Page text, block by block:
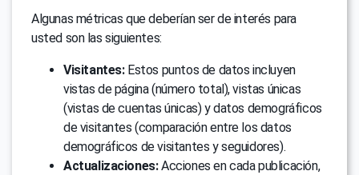
Algunas métricas que deberían ser de interés para
usted son las siguientes:
Visitantes:Estos puntos de datos incluyen
vistas de página (número total), vistas únicas
(vistas de cuentas únicas) y datos demográficos
de visitantes (comparación entre los datos
demográficos de visitantes y seguidores).
Actualizaciones:Acciones en cada publicación,